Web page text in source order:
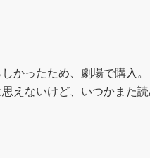
かったため、劇場で購入。
えないけど、いつかまた読